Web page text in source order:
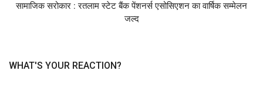
सामाजिक सरोकार : रतलाम स्टेट बैंक पेंशनर्स एसोसिएशन का वार्षिक सम्मेलन
जल्द
WHAT'S YOUR REACTION?